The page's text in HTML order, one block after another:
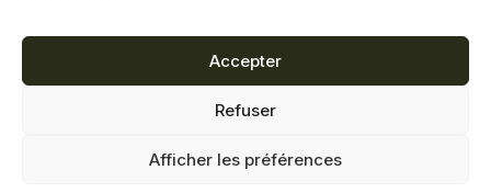
Accepter
Refuser
Afficher les préférences
Dimanche
11h00 à 16h30
Termes et conditions